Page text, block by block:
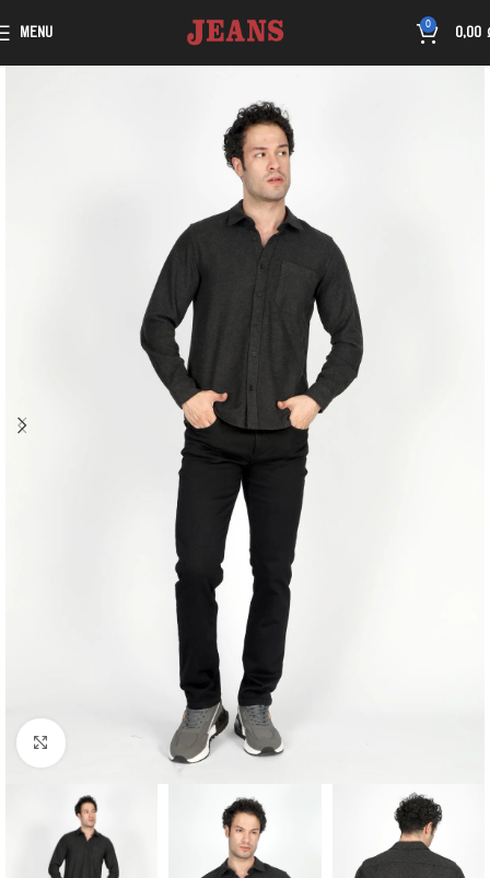
MENU
0
0,00
Click to enlarge